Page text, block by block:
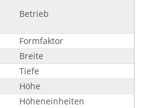
Betrieb
Formfaktor
Breite
Tiefe
Höhe
Höheneinheiten